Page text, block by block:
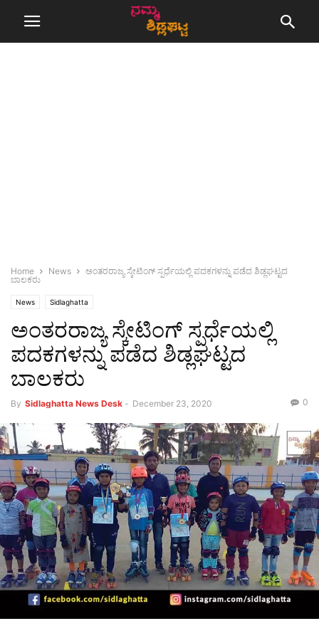
Home News
ಅಂತರರಾಜ್ಯ ಸ್ಕೇಟಿಂಗ್ ಸ್ಪರ್ಧೆಯಲ್ಲಿ ಪದಕಗಳನ್ನು ಪಡೆದ ಶಿಡ್ಲಘಟ್ಟದ
ಬಾಲಕರು
News Sidlaghatta
ಅಂತರರಾಜ್ಯ ಸ್ಕೇಟಿಂಗ್ ಸ್ಪರ್ಧೆಯಲ್ಲಿ
ಪದಕಗಳನ್ನು ಪಡೆದ ಶಿಡ್ಲಘಟ್ಟದ
ಬಾಲಕರು
By Sidlaghatta News Desk - December 23, 2020 0